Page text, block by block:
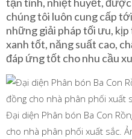
chúng tôi luôn cung cấp
những giải pháp tối ưu,
xanh tốt, năng suất cao,
đáp ứng tốt cho nhu cầu
Đại diện Phân bón Ba Con
cho nhà phân phối xuất sắc.